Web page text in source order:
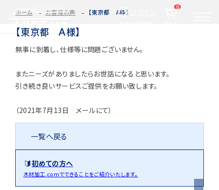
0
自動お見積もり・ご注文はこちらから
カット・塗装のみ
カット・加工・塗装
フルオーダー
図面をお持ちの方へ
関連商品
Tel. 0584-33-2070
営業時間 9:00〜17:00（土日祝 定休）
ホーム お客様の声 【東京都 A様】
【東京都 A様】
無事に到着し、仕様等に問題ございません。
またニーズがありましたらお世話になると思います。
引き続き良いサービスご提供をお願い致します。
（2021年7月13日 メールにて）
一覧へ戻る
初めての方へ
木材加工.comでできることをご紹介いたします。